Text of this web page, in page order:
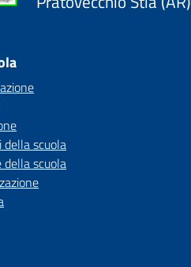
della scuola
della scuola